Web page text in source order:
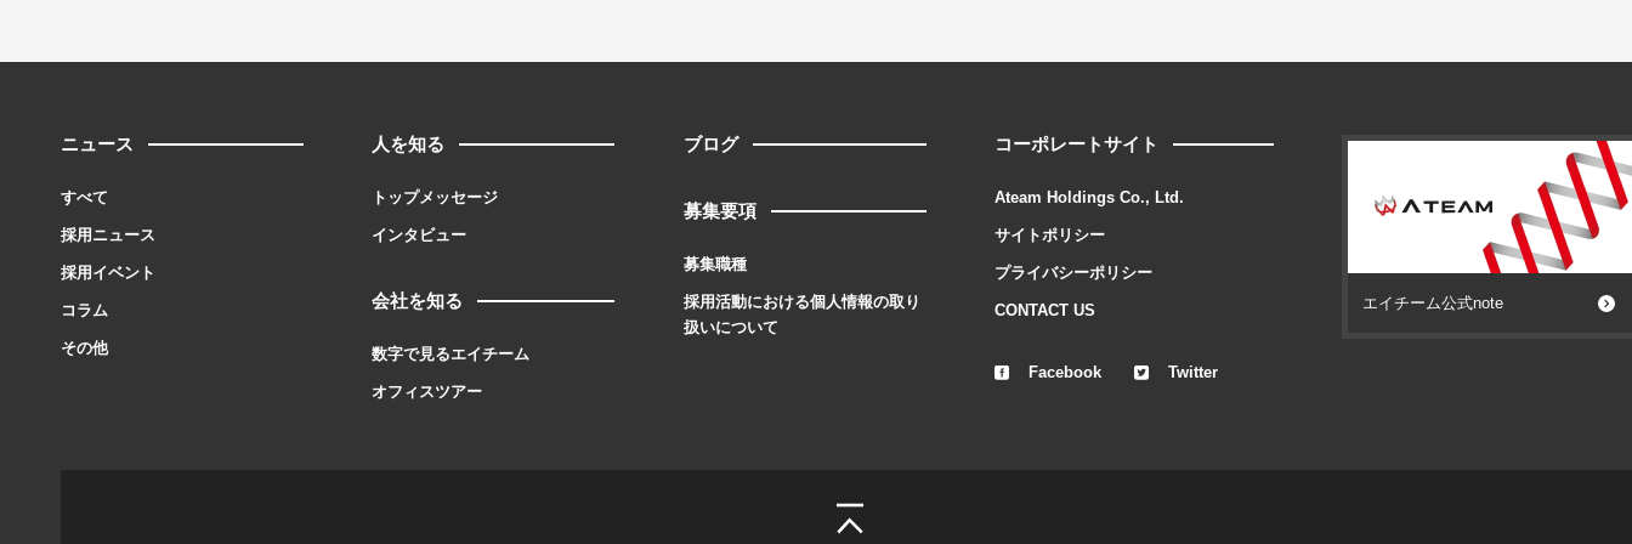
ニュース
すべて
採用ニュース
採用イベント
コラム
その他
人を知る
トップメッセージ
インタビュー
会社を知る
数字で見るエイチーム
オフィスツアー
ブログ
募集要項
募集職種
採用活動における個人情報の取り
扱いについて
コーポレートサイト
Ateam Holdings Co., Ltd.
サイトポリシー
プライバシーポリシー
CONTACT US
Facebook Twitter
エイチーム公式note